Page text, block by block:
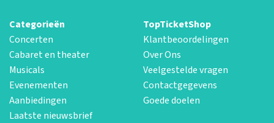
Categorieën
Concerten
Cabaret en theater
Musicals
Evenementen
Aanbiedingen
Laatste nieuwsbrief
TopTicketShop
Klantbeoordelingen
Over Ons
Veelgestelde vragen
Contactgegevens
Goede doelen